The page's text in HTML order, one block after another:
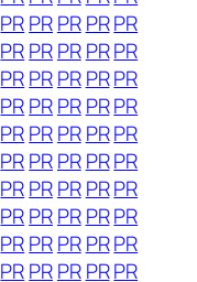
PRPRPR PRPR
PRPRPR PRPR
PRPRPR PRPR
PRPRPR PRPR
PRPRPR PRPR
PRPRPR PRPR
PRPRPR PRPR
PRPRPR PRPR
PRPRPR PRPR
PRPRPR PRPR